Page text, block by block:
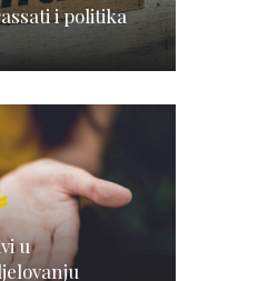
i politika
u